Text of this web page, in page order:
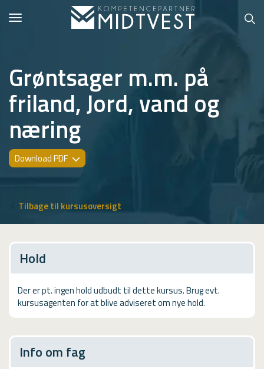
Hvem er vi?
Kontakt konsulent
Erhvervsuddannelser
Kursusoversigt
VUF
PCR
USMA
Videoguides
Grøntsager m.m. på
friland, Jord, vand og
næring
Download PDF
Tilbage til kursusoversigt
Hold
Der er pt. ingen hold udbudt til dette kursus. Brug evt.
kursusagenten for at blive adviseret om nye hold.
Info om fag